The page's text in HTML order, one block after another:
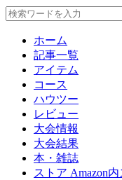
ホーム
記事一覧
アイテム
コース
ハウツー
レビュー
大会情報
大会結果
本・雑誌
ストア Amazon